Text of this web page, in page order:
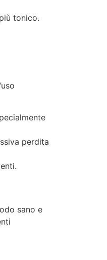
tonico.
perdita
sano e